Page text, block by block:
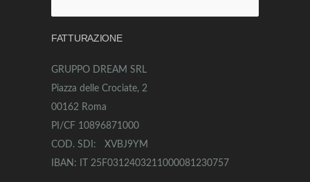
per:
FATTURAZIONE
GRUPPO DREAM SRL
Piazza delle Crociate, 2
00162 Roma
PI/CF 10896871000
COD. SDI: XVBJ9YM
IBAN: IT 25F0312403211000081230757